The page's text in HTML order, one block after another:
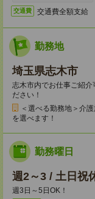
交通費 交通費全額支給
勤務地
埼玉県志木市
志木市内でお仕事ご紹
ださい！
＜選べる勤務地＞介
を選べます！
勤務曜日
週2～3 / 土日祝
週3日～5日OK！